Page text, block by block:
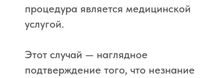
процедура является медицинской
услугой.
Этот случай — наглядное
подтверждение того, что незнание